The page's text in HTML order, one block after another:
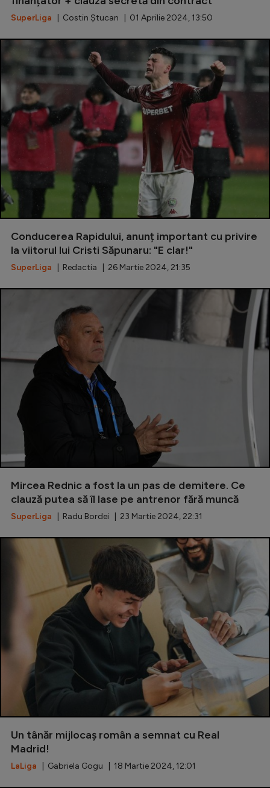
SuperLiga | Costin Ștucan | 01 Aprilie 2024, 13:50
Conducerea Rapidului, anunț important cu privire
la viitorul lui Cristi Săpunaru: "E clar!"
SuperLiga | Redactia | 26 Martie 2024, 21:35
Mircea Rednic a fost la un pas de demitere. Ce
clauză putea să îl lase pe antrenor fără muncă
SuperLiga | Radu Bordei | 23 Martie 2024, 22:31
Un tânăr mijlocaș român a semnat cu Real
Madrid!
LaLiga | Gabriela Gogu | 18 Martie 2024, 12:01